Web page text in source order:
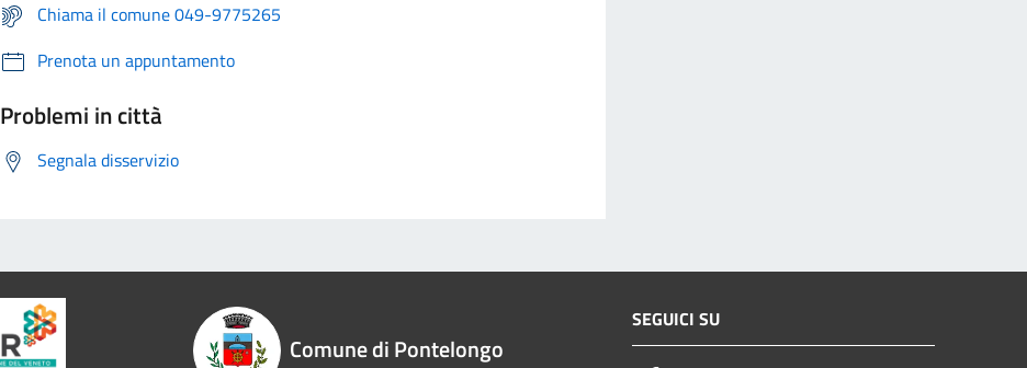
Chiama il comune 049-9775265
Prenota un appuntamento
Problemi in città
Segnala disservizio
Comune di Pontelongo
SEGUICI SU